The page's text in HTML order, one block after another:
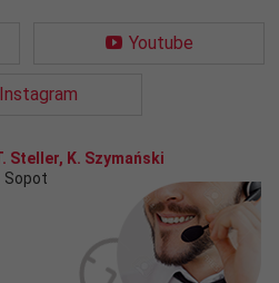
Youtube
Instagram
Steller, K. Szymański
Sopot